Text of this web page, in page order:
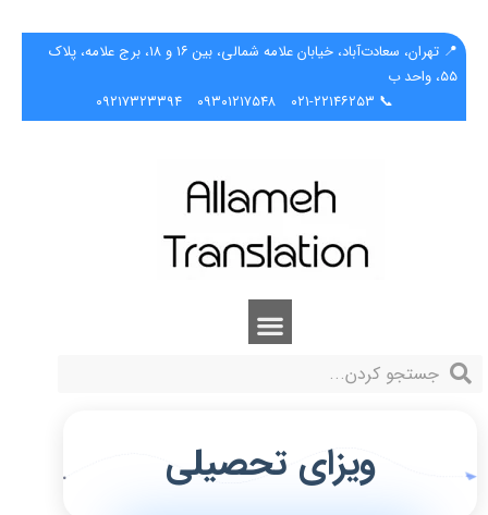
📍 تهران، سعادت‌آباد، خیابان علامه شمالی، بین ۱۶ و ۱۸، برج علامه، پلاک
۵۵، واحد ب
📞 ۰۲۱-۲۲۱۴۶۲۵۳
۰۹۳۰۱۲۱۷۵۴۸ ۰۹۲۱۷۳۲۳۳۹۴
ویزای تحصیلی